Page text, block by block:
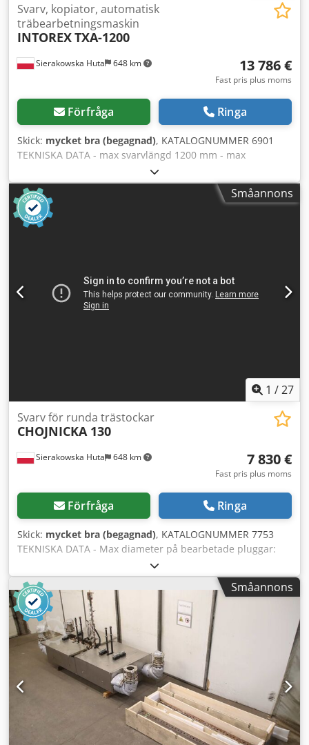
Sierakowska Huta 648 km
Svarv, kopiator, automatisk
träbearbetningsmaskin
INTOREXTXA-1200
13 786 €
Fast pris plus moms
Förfråga Ringa
Skick: mycket bra (begagnad), KATALOGNUMMER 6901
TEKNISKA DATA - max svarvlängd 1200 mm - max
svarvdiameter 210 mm - max svarvdiameter med
standardstöd 90 mm - max dimension på kvadratiskt
material för svarvning med automatisk matning 100 mm -
3 hydrauliska kopieringsverktyg - ytterligare 3 skär på
hydraulcylindrarna (2 st installerade) - 4 olika
längd/bredd/höjd 3700x2100x2000 mm - vikt cirka 3000 kg
FÖRDELAR - tillverkad i Italien - automatisk hydraulisk
kopieringsfunktion - original DTR-dokumentation - omålad
Småannons
1 /27
Sierakowska Huta 648 km
Svarv för runda trästockar
CHOJNICKA 130
7 830 €
Fast pris plus moms
Förfråga Ringa
Skick: mycket bra (begagnad), KATALOGNUMMER 7753
TEKNISKA DATA - Max diameter på bearbetade pluggar:
130 mm - Installerad bussning: 110 mm - Max diameter på
inkommande material: 160 mm - Minsta längd på
inkommande material: 800 mm Dcsdszkhaqepfx Al Rjk -
Max bearbetningstillskott per sida: 15 mm - Knivhuvudets
drivmotor: 15 kW - 3 matningshastigheter + fram/bak -
Matningsmotor: 1,1 kW I ordning: - 3 dragande kuggrullar -
3-knivhuvud - 3 släta utgående dragvalsar - Mått L/B/H:
3100x1400x1500 mm - Vikt: 2100 kg FÖRDELAR – Tillverkad i
Polen – 3-knivshuvud – Begagnad svarv, mycket gott skick
Pris exkl. moms: 32 900 PLN Pris exkl. moms: 7 830 EUR
(baserat på kurs 4,2 EUR) (Pris kan ändras vid större
Småannons